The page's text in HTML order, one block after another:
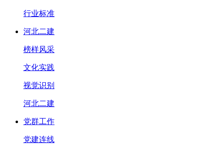
行业标准
河北二建
榜样风采
文化实践
视觉识别
河北二建
党群工作
党建连线